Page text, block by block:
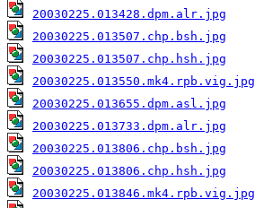
20030225.013428.dpm.alr.jpg
20030225.013507.chp.bsh.jpg
20030225.013507.chp.hsh.jpg
20030225.013550.mk4.rpb.vig.jpg
20030225.013655.dpm.asl.jpg
20030225.013733.dpm.alr.jpg
20030225.013806.chp.bsh.jpg
20030225.013806.chp.hsh.jpg
20030225.013846.mk4.rpb.vig.jpg